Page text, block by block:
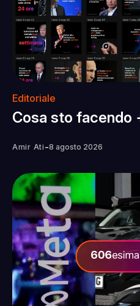
Editoriale
Cosa sto facendo
Amir Ati -8 agosto 2026